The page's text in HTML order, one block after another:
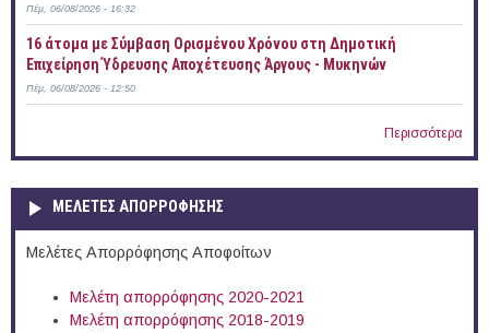
Πέμ, 06/08/2026 - 16:32
16 άτομα με Σύμβαση Ορισμένου Χρόνου στη Δημοτική
Επιχείρηση Ύδρευσης Αποχέτευσης Άργους - Μυκηνών
Πέμ, 06/08/2026 - 12:50
Περισσότερα
ΜΕΛΕΤΕΣ ΑΠΟΡΡΟΦΗΣΗΣ
Μελέτες Απορρόφησης Αποφοίτων
Μελέτη απορρόφησης 2020-2021
Μελέτη απορρόφησης 2018-2019